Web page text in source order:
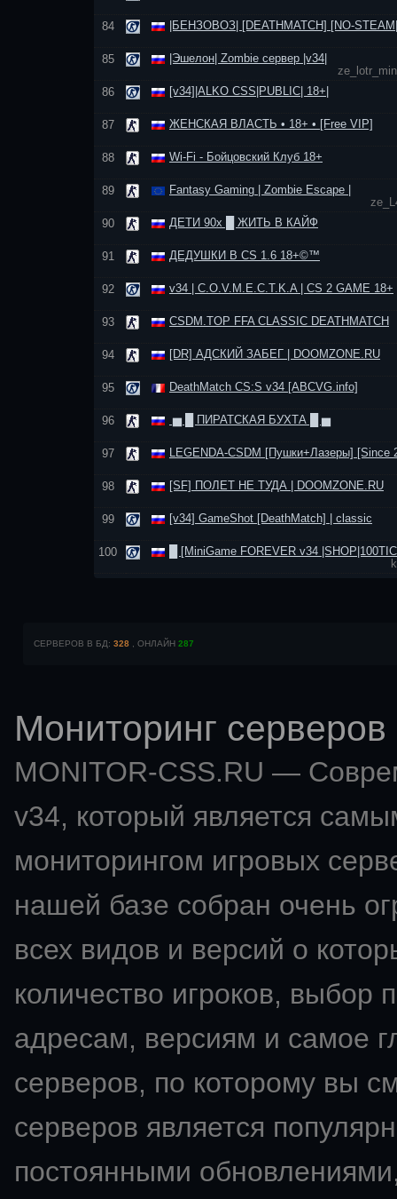
84 |БЕНЗОВОЗ| [DEATHMATCH] [NO-
85
|Эшелон| Zombie сервер |v34|
86
[v34]|ALKO CSS|PUBLIC| 18+|
87 ЖЕНСКАЯ ВЛАСТЬ • 18+ • [Free VIP]
88 Wi-Fi - Бойцовский Клуб 18+
89
Fantasy Gaming | Zombie Escape |
90
ДЕТИ 90х █ ЖИТЬ В КАЙФ
91 ДЕДУШКИ В CS 1.6 18+©™
92 v34 | C.O.V.M.E.C.T.K.A | CS 2 GAME 18+
93 CSDM.TOP FFA CLASSIC DEATHMATCH
94 [DR] АДСКИЙ ЗАБЕГ | DOOMZONE.RU
95 DeathMatch CS:S v34 [ABCVG.info]
96 ▅ █ ПИРАТСКАЯ БУХТА █ ▅
97 LEGENDA-CSDM [Пушки+Лазеры] [Since
98 [SF] ПОЛЕТ НЕ ТУДА | DOOMZONE.RU
99 [v34] GameShot [DeathMatch] | classic
100
█ [MiniGame FOREVER v34
СЕРВЕРОВ В БД: 328 , ОНЛАЙН 287
Мониторинг
MONITOR-CSS.RU —
v34, который является
мониторингом игровых
нашей базе собран очень
всех видов и версий о
количество игроков,
адресам, версиям и самое
серверов, по которому вы
серверов является
постоянными